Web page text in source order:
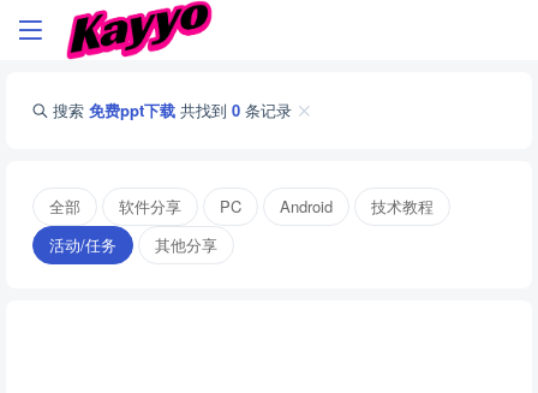
搜索 免费ppt下载 共找到 0 条记录
全部 软件分享 PC Android
技术教程
活动/任务
其他分享